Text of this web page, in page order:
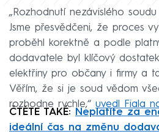
„Rozhodnutí nezávislého
Jsme přesvědčeni, že proces
proběhl korektně a podle
dodavatele byl klíčový
elektřiny pro občany i firmy a
Věřím, že si je soud vědom
rozhodne rychle,“ uvedl Fiala
ČTĚTE TAKÉ:
Neplatíte za
ideální čas na změnu